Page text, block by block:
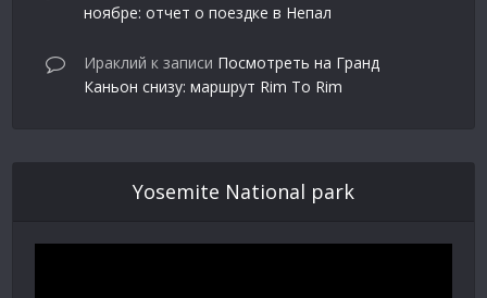
ноябре: отчет о поездке в Непал
Ираклий к записи Посмотреть на Гранд
Каньон снизу: маршрут Rim To Rim
Yosemite National park